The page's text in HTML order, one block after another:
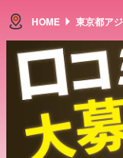
HOME 東京都ア